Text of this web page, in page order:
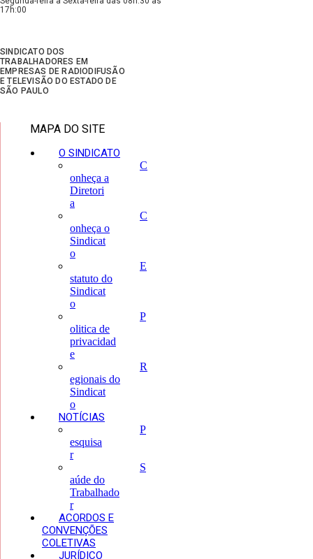
17h:00
SINDICATO DOS
TRABALHADORES EM
EMPRESAS DE RADIODIFUSÃO
E TELEVISÃO DO ESTADO DE
SÃO PAULO
MAPA DO SITE
O SINDICATO
C
onheça a
Diretori
a
C
onheça o
Sindicat
o
E
statuto do
Sindicat
o
P
olitica de
privacidad
e
R
egionais do
Sindicat
o
NOTÍCIAS
P
esquisa
r
S
aúde do
Trabalhado
r
ACORDOS E
CONVENÇÕES
COLETIVAS
JURÍDICO